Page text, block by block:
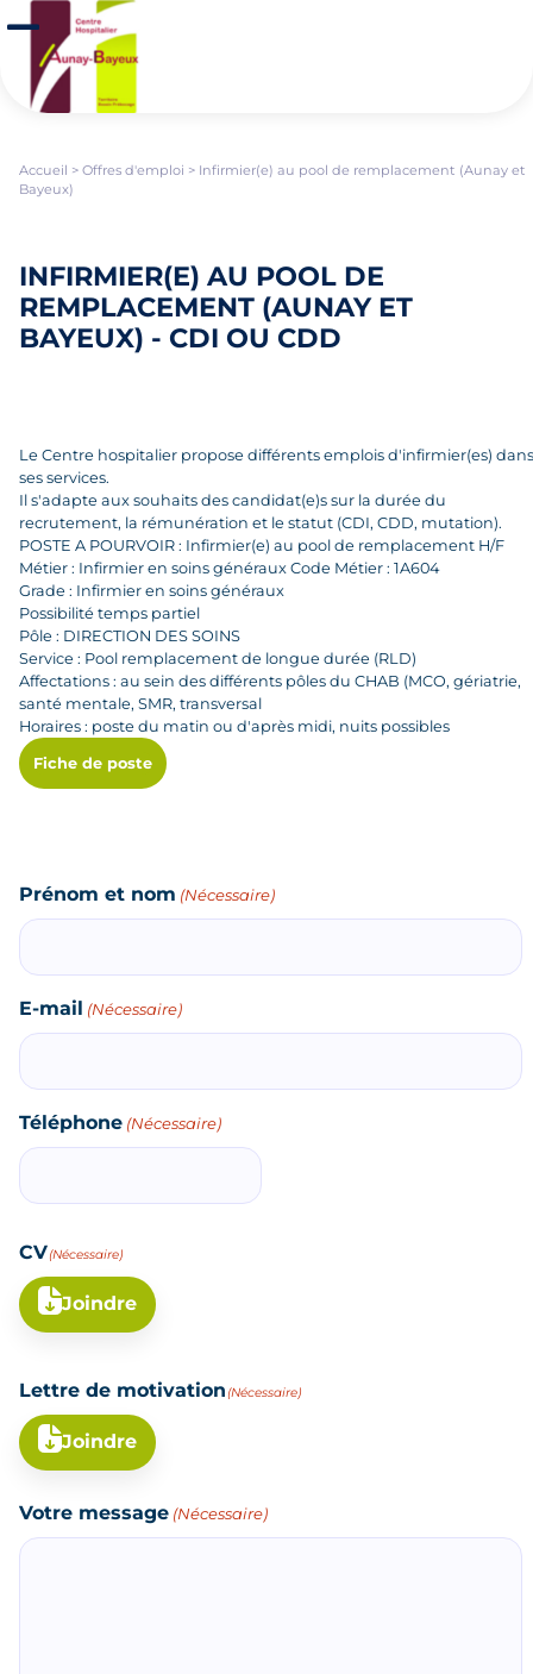
Aller au contenu principal
Ouvrir/Fermer le menu
Accueil > Offres d'emploi > Infirmier(e) au pool de remplacement (Aunay et
Bayeux)
INFIRMIER(E) AU POOL DE
REMPLACEMENT (AUNAY ET
BAYEUX) - CDI OU CDD
Le Centre hospitalier propose différents emplois d'infirmier(es) dans
ses services.
Il s'adapte aux souhaits des candidat(e)s sur la durée du
recrutement, la rémunération et le statut (CDI, CDD, mutation).
POSTE A POURVOIR : Infirmier(e) au pool de remplacement H/F
Métier : Infirmier en soins généraux Code Métier : 1A604
Grade : Infirmier en soins généraux
Possibilité temps partiel
Pôle : DIRECTION DES SOINS
Service : Pool remplacement de longue durée (RLD)
Affectations : au sein des différents pôles du CHAB (MCO, gériatrie,
santé mentale, SMR, transversal
Horaires : poste du matin ou d'après midi, nuits possibles
Fiche de poste
Prénom et nom (Nécessaire)
E-mail (Nécessaire)
Téléphone (Nécessaire)
Joindre
CV(Nécessaire)
Joindre
Lettre de motivation (Nécessaire)
Votre message (Nécessaire)
Panneau de gestion des cookies